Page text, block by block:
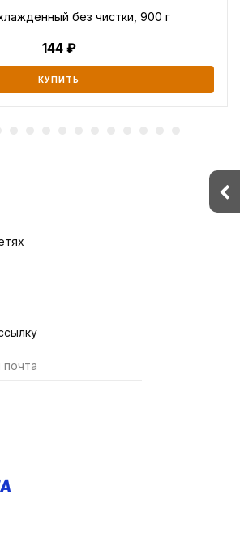
без чистки, 900 г
144
КУПИТЬ